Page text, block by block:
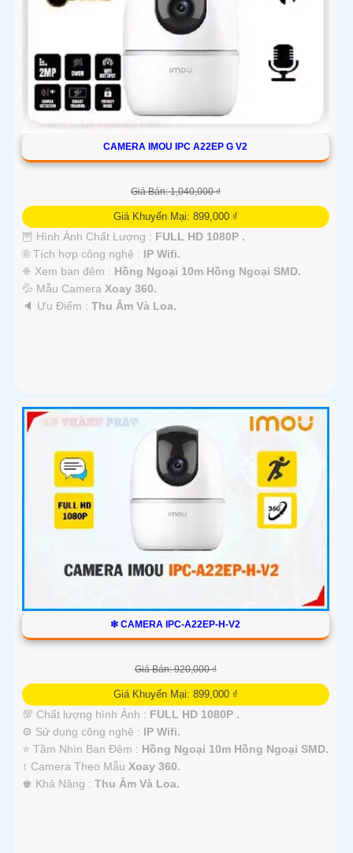
CAMERA IMOU IPC A22EP G V2
Giá Bán: 1,040,000 ₫
Giá Khuyến Mại: 899,000 ₫
🦉 Hình Ành Chất Lượng : FULL HD 1080P .
®️ Tích hợp công nghệ : IP Wifi.
❈ Xem ban đêm : Hồng Ngoại 10m Hồng Ngoại SMD.
💦 Mẫu Camera Xoay 360.
️🔈 Ưu Điểm : Thu Âm Và Loa.
❇ CAMERA IPC-A22EP-H-V2
Giá Bán: 920,000 ₫
Giá Khuyến Mại: 899,000 ₫
💯 Chất lượng hình Ảnh : FULL HD 1080P .
⚙ Sử dụng công nghệ : IP Wifi.
⭐ Tầm Nhìn Ban Đêm : Hồng Ngoại 10m Hồng Ngoại SMD.
↕️ Camera Theo Mẫu Xoay 360.
️♚ Khả Năng : Thu Âm Và Loa.